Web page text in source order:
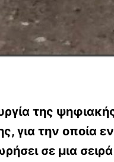
της
για την οποία
σε μια σειρά